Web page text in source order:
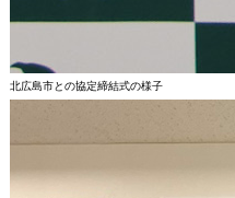
北広島市との協定締結式の様子